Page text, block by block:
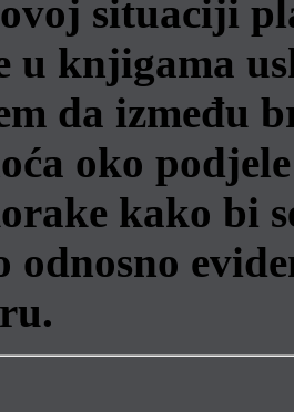
situaciji
u knjigama
da između
oko
kako bi
odnosno